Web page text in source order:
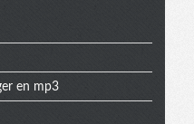
en mp3